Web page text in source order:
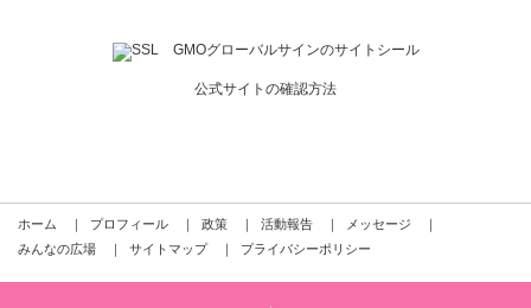
公式サイトの確認方法
ホーム ｜ プロフィール ｜ 政策 ｜ 活動報告 ｜ メッセージ ｜
みんなの広場 ｜ サイトマップ｜ プライバシーポリシー